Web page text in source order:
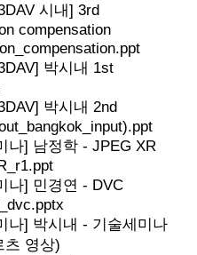
시내] 3rd
compensation
박시내 1st
박시내 2nd
나] 남정학 - JPEG XR
나] 민경연 - DVC
나] 박시내 - 기술세미나
츠 영상)